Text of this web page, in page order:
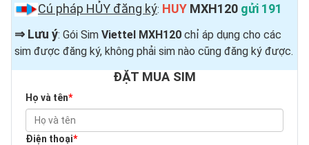
Cú pháp HỦY đăng ký: HUY MXH120 gửi 191
⇒ Lưu ý: Gói Sim Viettel MXH120 chỉ áp dụng cho các
sim được đăng ký, không phải sim nào cũng đăng ký được.
ĐẶT MUA SIM
Họ và tên*
Điện thoại*